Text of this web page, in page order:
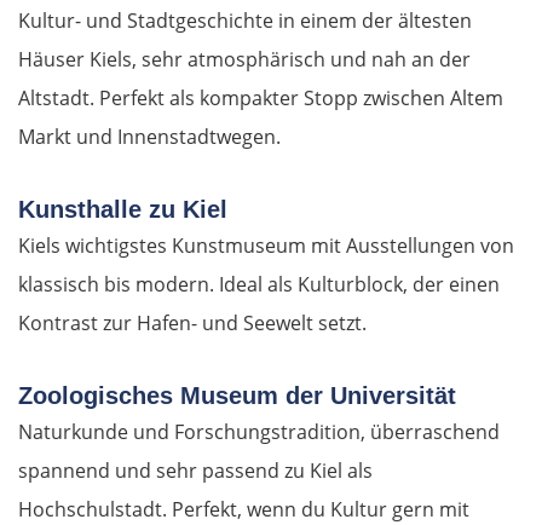
Kultur- und Stadtgeschichte in einem der ältesten
Häuser Kiels, sehr atmosphärisch und nah an der
Altstadt. Perfekt als kompakter Stopp zwischen Altem
Markt und Innenstadtwegen.
Kunsthalle zu Kiel
Kiels wichtigstes Kunstmuseum mit Ausstellungen von
klassisch bis modern. Ideal als Kulturblock, der einen
Kontrast zur Hafen- und Seewelt setzt.
Zoologisches Museum der Universität
Naturkunde und Forschungstradition, überraschend
spannend und sehr passend zu Kiel als
Hochschulstadt. Perfekt, wenn du Kultur gern mit